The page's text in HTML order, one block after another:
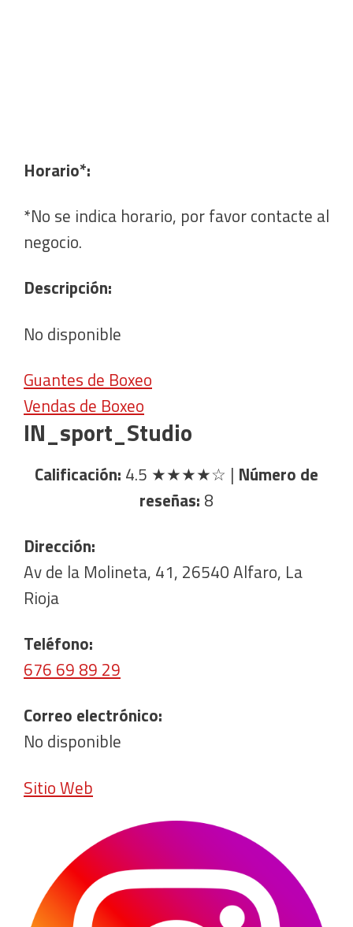
Horario*:
*No se indica horario, por favor contacte al
negocio.
Descripción:
No disponible
Guantes de Boxeo
Vendas de Boxeo
IN_sport_Studio
Calificación: 4.5 ★★★★☆ | Número de
reseñas: 8
Dirección:
Av de la Molineta, 41, 26540 Alfaro, La
Rioja
Teléfono:
676 69 89 29
Correo electrónico:
No disponible
Sitio Web